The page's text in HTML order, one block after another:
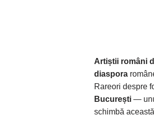
Artiștii români
diaspora
Rareori despre
București —
schimbă